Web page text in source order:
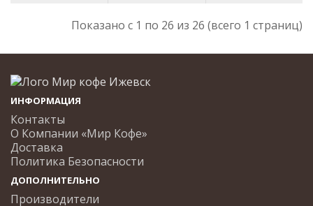
Показано с 1 по 26 из 26 (всего 1 страниц)
ИНФОРМАЦИЯ
Контакты
О Компании «Мир Кофе»
Доставка
Политика Безопасности
ДОПОЛНИТЕЛЬНО
Производители